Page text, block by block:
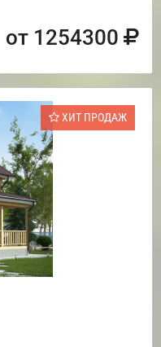
от 1254300
ХИТ ПРОДАЖ